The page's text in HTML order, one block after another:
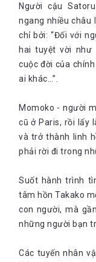
Người cậu
ngang nhiều châu
chỉ bởi: “Đối với
hai tuyệt vời như
cuộc đời của
ai khác…”.
Momoko - người
cũ ở Paris, rồi lấy
và trở thành linh
phải rời đi trong
Suốt hành trình
tâm hồn Takako
con người, mà
những người bạn
Các tuyến nhân